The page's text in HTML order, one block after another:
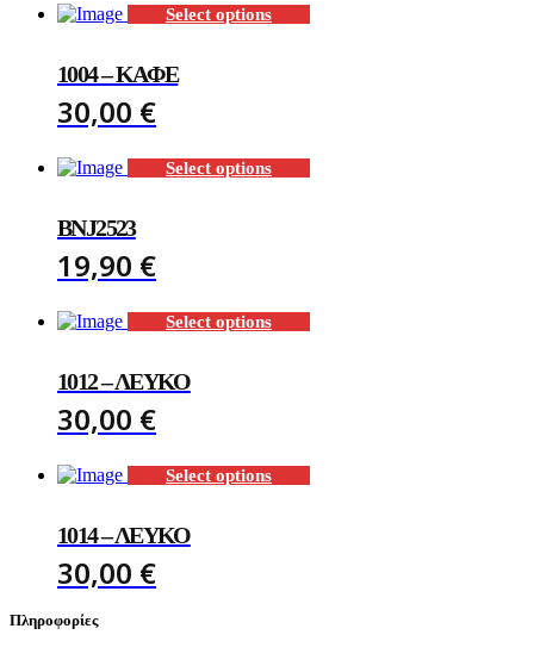
Select options
1004 – ΚΑΦΈ
30,00 €
Select options
BNJ2523
19,90 €
Select options
1012 – ΛΕΥΚΌ
30,00 €
Select options
1014 – ΛΕΥΚΌ
30,00 €
Πληροφορίες